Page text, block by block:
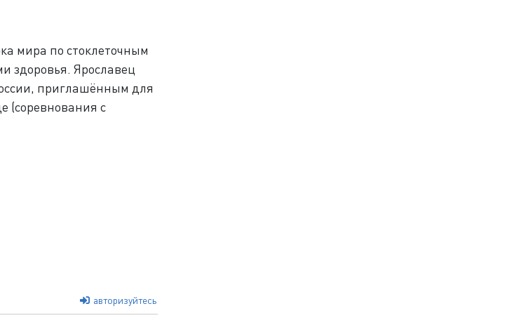
мира по стоклеточным
здоровья. Ярославец
приглашённым для
(соревнования с
авторизуйтесь